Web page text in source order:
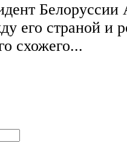
Белоруссии
его страной и
схожего...